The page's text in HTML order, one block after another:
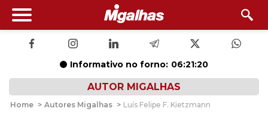
Informativo no forno: 06:21:20
AUTOR MIGALHAS
Home > Autores Migalhas > Luís Felipe F. Kietzmann